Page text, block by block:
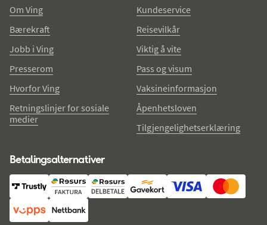
Om Ving
Bærekraft
Jobb i Ving
Presserom
Hvorfor Ving
Retningslinjer for sosiale
medier
Kundeservice
Reisevilkår
Viktig å vite
Pass og visum
Vaksineinformasjon
Åpenhetsloven
Tilgjengelighetserklæring
Betalingsalternativer